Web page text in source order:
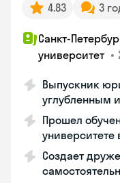
4.83 3
Санкт-
университет •
Выпускник
углубленным
Прошел
университете
Создает